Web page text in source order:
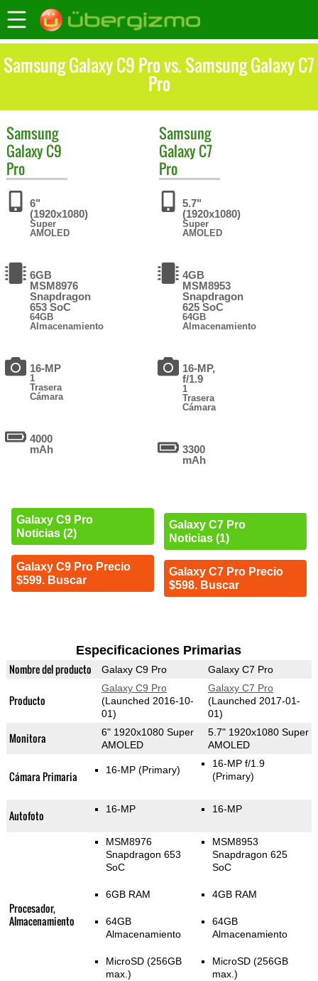
Samsung Galaxy C9 Pro vs. Samsung Galaxy C7
Pro
Samsung
Galaxy C9
Pro
6"
(1920x1080)
Super
AMOLED
6GB
MSM8976
Snapdragon
653 SoC
64GB
Almacenamiento
16-MP
1
Trasera
Cámara
4000
mAh
Galaxy C9 Pro
Noticias (2)
Galaxy C9 Pro Precio
$599. Buscar
Samsung
Galaxy C7
Pro
5.7"
(1920x1080)
Super
AMOLED
4GB
MSM8953
Snapdragon
625 SoC
64GB
Almacenamiento
16-MP,
f/1.9
1
Trasera
Cámara
3300
mAh
Galaxy C7 Pro
Noticias (1)
Galaxy C7 Pro Precio
$598. Buscar
Especificaciones Primarias
Nombre del producto Galaxy C9 Pro Galaxy C7 Pro
Producto
Galaxy C9 Pro
(Launched 2016-10-
01)
Galaxy C7 Pro
(Launched 2017-01-
01)
Monitora
6" 1920x1080 Super
AMOLED
5.7" 1920x1080 Super
AMOLED
Cámara Primaria 16-MP (Primary)
16-MP f/1.9
(Primary)
Autofoto 16-MP 16-MP
Procesador,
Almacenamiento
MSM8976
Snapdragon 653
SoC
6GB RAM
64GB
Almacenamiento
MicroSD (256GB
max.)
MSM8953
Snapdragon 625
SoC
4GB RAM
64GB
Almacenamiento
MicroSD (256GB
max.)